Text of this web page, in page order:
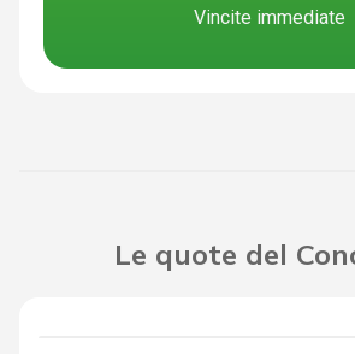
Vincite immediate
Le quote del